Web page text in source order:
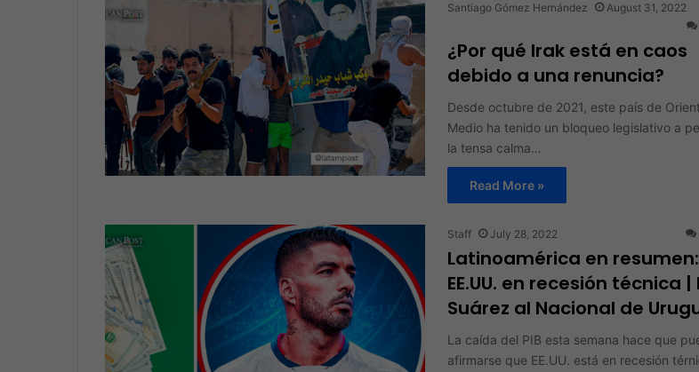
Santiago Gómez Hernández
August 31, 2022
¿Por qué Irak está en caos
debido a una renuncia?
Desde octubre de 2021, este país de
Medio ha tenido un bloqueo legislativo a
la tensa calma…
Read More »
Staff July 28, 2022
Latinoamérica en resumen:
EE.UU. en recesión técnica |
Suárez al Nacional de
La caída del PIB esta semana hace que
afirmarse que EE.UU. está en recesión